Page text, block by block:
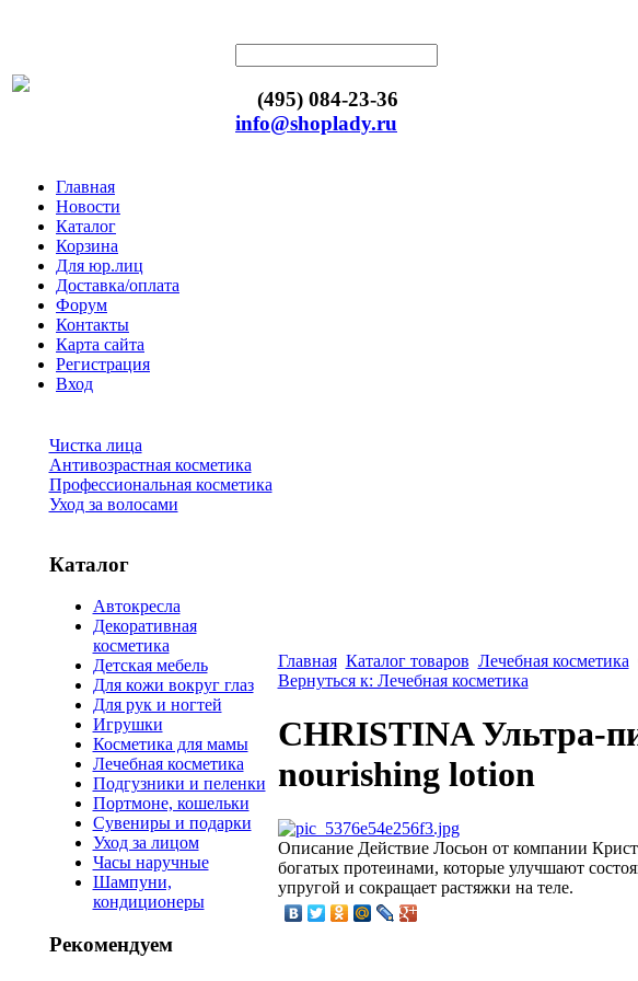
(495) 084-23-36
info@shoplady.ru
Главная
Новости
Каталог
Корзина
Для юр.лиц
Доставка/оплата
Форум
Контакты
Карта сайта
Регистрация
Вход
Чистка лица
Антивозрастная косметика
Профессиональная косметика
Уход за волосами
Каталог
Автокресла
Декоративная
косметика
Детская мебель
Для кожи вокруг глаз
Для рук и ногтей
Игрушки
Косметика для мамы
Лечебная косметика
Подгузники и пеленки
Портмоне, кошельки
Сувениры и подарки
Уход за лицом
Часы наручные
Шампуни,
кондиционеры
Рекомендуем
Главная Каталог товаров Лечебная косметика
Вернуться к: Лечебная косметика
CHRISTINA Ультра-
nourishing lotion
ОписаниеДействие Лосьон от компании
богатых протеинами, которые улучшают
упругой и сокращает растяжки на теле.